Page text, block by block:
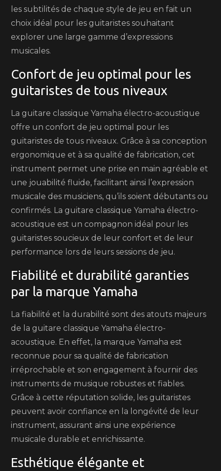
les subtilités de chaque style de jeu en fait un
choix idéal pour les guitaristes souhaitant
explorer une large gamme d’expressions
musicales.
Confort de jeu optimal pour les
guitaristes de tous niveaux
La guitare classique Yamaha électro-acoustique
offre un confort de jeu optimal pour les
guitaristes de tous niveaux. Grâce à sa conception
ergonomique et à sa qualité de fabrication, cet
instrument permet une prise en main agréable et
une jouabilité fluide, facilitant ainsi l’expression
musicale des musiciens, qu’ils soient débutants ou
confirmés. La guitare classique Yamaha électro-
acoustique est un compagnon idéal pour les
guitaristes soucieux de leur confort et de leur
performance lors de leurs sessions de jeu.
Fiabilité et durabilité garanties
par la marque Yamaha
La fiabilité et la durabilité sont des atouts majeurs
de la guitare classique Yamaha électro-
acoustique. En effet, la marque Yamaha est
reconnue pour sa qualité de fabrication
irréprochable et son engagement à fournir des
instruments de musique robustes et fiables.
Grâce à cette réputation solide, les guitaristes
peuvent avoir confiance en la longévité de leur
instrument, assurant ainsi une expérience
musicale durable et enrichissante.
Esthétique élégante et